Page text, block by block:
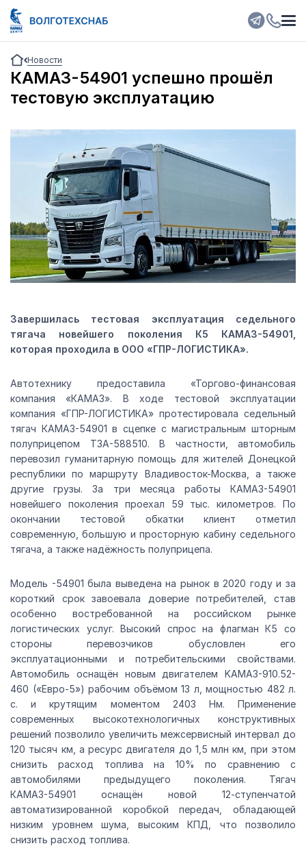
Новости
КАМАЗ-54901 успешно прошёл
тестовую эксплуатацию
Завершилась тестовая эксплуатация седельного
тягача новейшего поколения К5 КАМАЗ-54901,
которая проходила в ООО «ГПР-ЛОГИСТИКА».
Автотехнику предоставила «Торгово-финансовая
компания «КАМАЗ». В ходе тестовой эксплуатации
компания «ГПР-ЛОГИСТИКА» протестировала седельный
тягач КАМАЗ-54901 в сцепке с магистральным шторным
полуприцепом ТЗА-588510. В частности, автомобиль
перевозил гуманитарную помощь для жителей Донецкой
республики по маршруту Владивосток-Москва, а также
другие грузы. За три месяца работы КАМАЗ-54901
новейшего поколения проехал 59 тыс. километров. По
окончании тестовой обкатки клиент отметил
современную, большую и просторную кабину седельного
тягача, а также надёжность полуприцепа.
Модель -54901 была выведена на рынок в 2020 году и за
короткий срок завоевала доверие потребителей, став
особенно востребованной на российском рынке
логистических услуг. Высокий спрос на флагман К5 со
стороны перевозчиков обусловлен его
эксплуатационными и потребительскими свойствами.
Автомобиль оснащён новым двигателем KAMAЗ-910.52-
460 («Евро-5») рабочим объёмом 13 л, мощностью 482 л.
с. и крутящим моментом 2403 Нм. Применение
современных высокотехнологичных конструктивных
решений позволило увеличить межсервисный интервал до
120 тысяч км, а ресурс двигателя до 1,5 млн км, при этом
снизить расход топлива на 10% по сравнению с
автомобилями предыдущего поколения. Тягач
КАМАЗ-54901 оснащён новой 12-ступенчатой
автоматизированной коробкой передач, обладающей
низким уровнем шума, высоким КПД, что позволило
снизить расход топлива.